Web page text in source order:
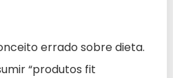
errado sobre dieta.
“produtos fit